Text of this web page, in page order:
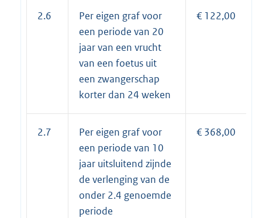
2.6
Per eigen graf voor
een periode van 20
jaar van een vrucht
van een foetus uit
een zwangerschap
korter dan 24 weken
€ 122,00
2.7
Per eigen graf voor
een periode van 10
jaar uitsluitend zijnde
de verlenging van de
onder 2.4 genoemde
periode
€ 368,00